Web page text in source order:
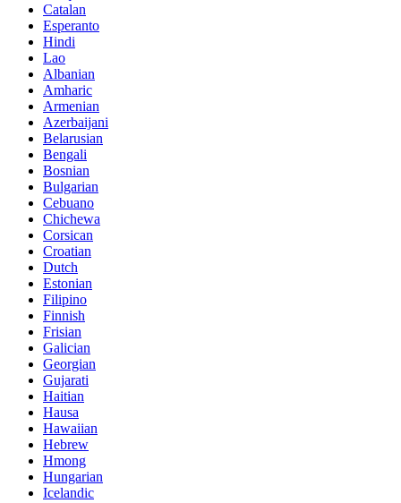
Catalan
Esperanto
Hindi
Lao
Albanian
Amharic
Armenian
Azerbaijani
Belarusian
Bengali
Bosnian
Bulgarian
Cebuano
Chichewa
Corsican
Croatian
Dutch
Estonian
Filipino
Finnish
Frisian
Galician
Georgian
Gujarati
Haitian
Hausa
Hawaiian
Hebrew
Hmong
Hungarian
Icelandic